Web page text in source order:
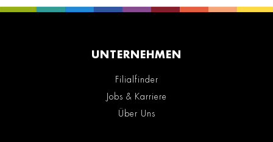
UNTERNEHMEN
Filialfinder
Jobs & Karriere
Über Uns